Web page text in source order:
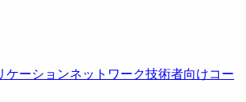
ケーションネットワーク技術者向けコー